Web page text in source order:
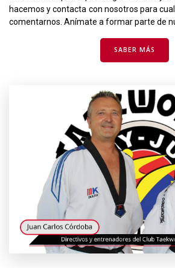
hacemos y contacta con nosotros para
comentarnos. Anímate a formar parte de
SABER MÁS